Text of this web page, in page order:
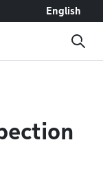
English